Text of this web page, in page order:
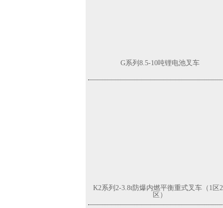
G系列8.5-10吨锂电池叉车
K2系列2-3.8t防爆内燃平衡重式叉车（1区
区）